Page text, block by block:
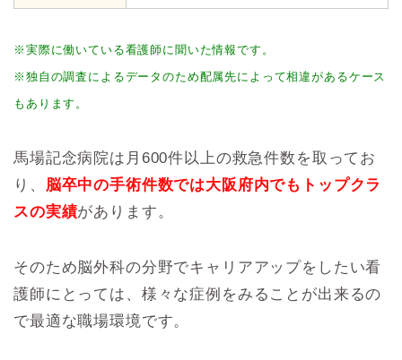
※実際に働いている看護師に聞いた情報です。
※独自の調査によるデータのため配属先によって相違があるケース
もあります。
馬場記念病院は月600件以上の救急件数を取ってお
り、 脳卒中の手術件数では大阪府内でもトップクラ
スの実績があります。
そのため脳外科の分野でキャリアアップをしたい看
護師にとっては、様々な症例をみることが出来るの
で最適な職場環境です。